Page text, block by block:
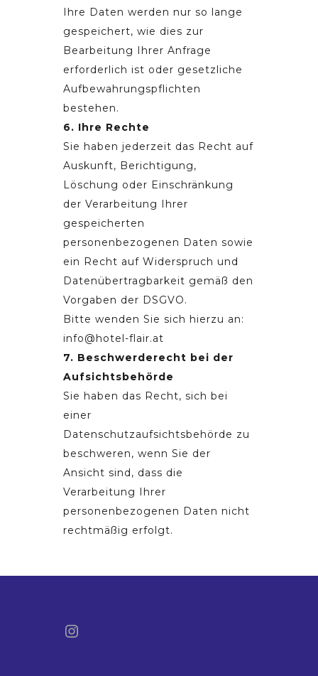
Ihre Daten werden nur so lange
gespeichert, wie dies zur
Bearbeitung Ihrer Anfrage
erforderlich ist oder gesetzliche
Aufbewahrungspflichten
bestehen.
6. Ihre Rechte
Sie haben jederzeit das Recht auf
Auskunft, Berichtigung,
Löschung oder Einschränkung
der Verarbeitung Ihrer
gespeicherten
personenbezogenen Daten sowie
ein Recht auf Widerspruch und
Datenübertragbarkeit gemäß den
Vorgaben der DSGVO.
Bitte wenden Sie sich hierzu an:
info@hotel-flair.at
7. Beschwerderecht bei der
Aufsichtsbehörde
Sie haben das Recht, sich bei
einer
Datenschutzaufsichtsbehörde zu
beschweren, wenn Sie der
Ansicht sind, dass die
Verarbeitung Ihrer
personenbezogenen Daten nicht
rechtmäßig erfolgt.
Instagram